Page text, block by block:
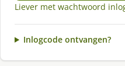
Liever met wachtwoord
Inlogcode ontvangen?